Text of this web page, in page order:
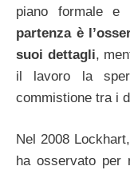
piano formale e
partenza è
suoi dettagli,
il lavoro la
commistione tra i
Nel 2008
ha osservato per